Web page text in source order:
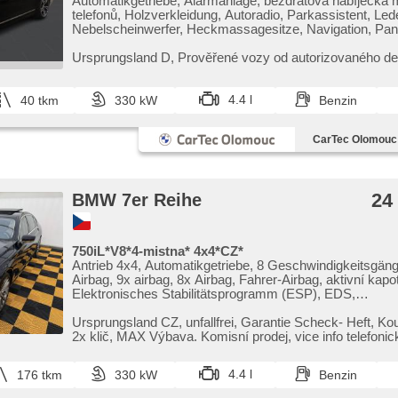
telefonů, Holzverkleidung, Autoradio, Parkassistent,
Nebelscheinwerfer, Heckmassagesitze, Navigation,
(AVM), Abnutzungssensor des Bremsbelages,
odemykání, bezklíčové startování, head-up display, El.
laserové světlomety, El. Wagentürschlüssung
Ursprungsland D,​ Prověřené vozy od autorizovaného
40 tkm 330 kW 4.4 l Benzin
CarTec
BMW 7er Reihe 24
750iL*V8*4-mistna* 4x4*CZ*
Antrieb 4x4, Automatikgetriebe, 8
Airbag, 9x airbag, 8x Airbag, Fahrer-Airbag, aktivní
Elektronisches Stabilitätsprogramm (ESP), EDS,
rozjezdu do kopce (HSA), ukazatel rychlostního limitu
Spur, Blind Spot Anzeige, asistent jízdy v koloně,
Ermüdung des Fahrers, Fahrgestell Niveauregulierung,
Steifheitsregelung, Servolenkung, 4-Zonen Klimaanlage,
Ursprungsland CZ,​ unfallfrei,​ Garantie Scheck​- Heft,​
2x klič,​ MAX Výbava. Komisní prodej,​ vice info
176 tkm 330 kW 4.4 l Benzin